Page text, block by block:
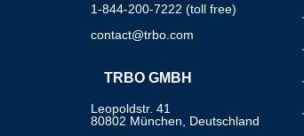
1-844-200-7222 (toll free)
contact@trbo.com
TRBO GMBH
Leopoldstr. 41
80802 München, Deutschland